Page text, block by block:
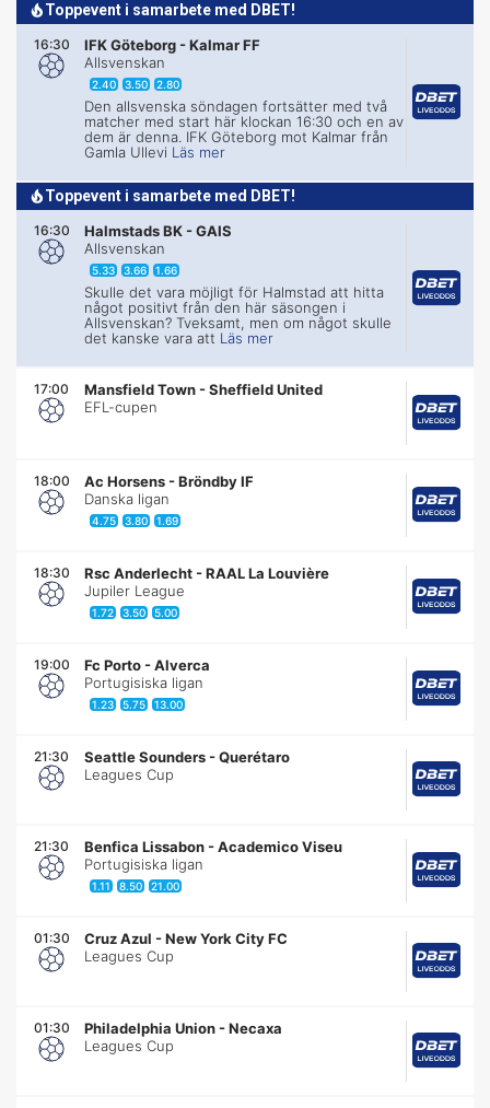
Toppevent i samarbete med DBET!
16:30 IFK Göteborg -Kalmar FF
Allsvenskan
2.40 3.50 2.80
Den allsvenska söndagen fortsätter med två
matcher med start här klockan 16:30 och en av
dem är denna. IFK Göteborg mot Kalmar från
Gamla Ullevi Läs mer
Toppevent i samarbete med DBET!
16:30 Halmstads BK -GAIS
Allsvenskan
5.33 3.66 1.66
Skulle det vara möjligt för Halmstad att hitta
något positivt från den här säsongen i
Allsvenskan? Tveksamt, men om något skulle
det kanske vara att Läs mer
17:00 Mansfield Town -Sheffield United
EFL-cupen
18:00 Ac Horsens -Bröndby IF
Danska ligan
4.75 3.80 1.69
18:30 Rsc Anderlecht -RAAL La Louvière
Jupiler League
1.72 3.50 5.00
19:00 Fc Porto -Alverca
Portugisiska ligan
1.23 5.75 13.00
21:30 Seattle Sounders -Querétaro
Leagues Cup
21:30 Benfica Lissabon -Academico Viseu
Portugisiska ligan
1.11 8.50 21.00
01:30 Cruz Azul -New York City FC
Leagues Cup
01:30 Philadelphia Union -Necaxa
Leagues Cup